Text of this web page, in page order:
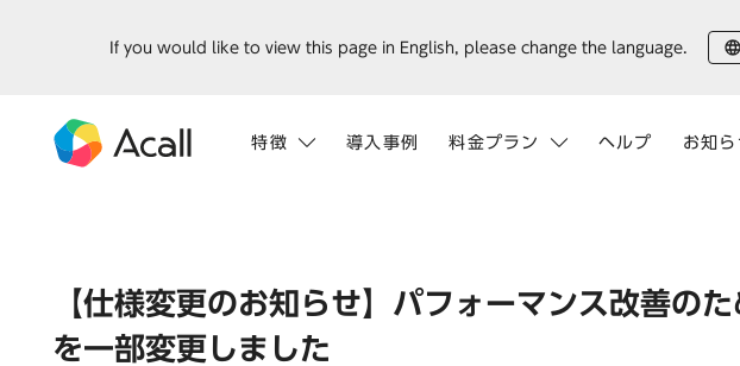
特徴 導入事例 料金プラン ヘルプ お知
If you would like to view this page in English, please change the language.
【仕様変更のお知らせ】パフォーマンス改善
を一部変更しました